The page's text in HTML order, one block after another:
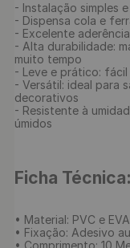
- Instalação simples
- Dispensa cola e
- Excelente
- Alta durabilidade:
muito tempo
- Leve e prático:
- Versátil: ideal para
decorativos
- Resistente à
úmidos
Ficha Técnica:
• Material: PVC e EVA
• Fixação: Adesivo
• Comprimento: 10